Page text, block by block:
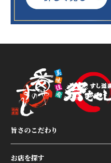
旨さのこだわり
お店を探す